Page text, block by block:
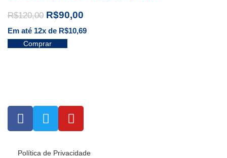
R$120,00 R$90,00
Em até 12x de R$10,69
Comprar
Política de Privacidade